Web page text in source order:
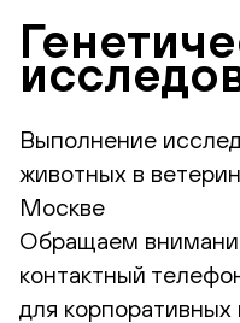
Выполнение
животных в
Москве
Обращаем
контактный
для